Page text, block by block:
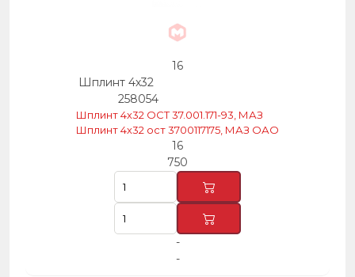
16
Шплинт 4х32
258054
Шплинт 4х32 ОСТ 37.001.171-93, МАЗ
Шплинт 4х32 ост 3700117175, МАЗ ОАО
16
750
-
-